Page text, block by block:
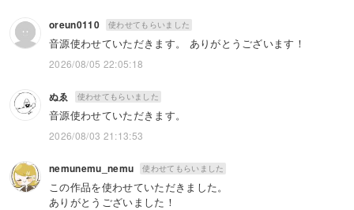
oreun0110 使わせてもらいました
音源使わせていただきます。 ありがとうございます！
2026/08/05 22:05:18
ぬゑ 使わせてもらいました
音源使わせていただきます。
2026/08/03 21:13:53
nemunemu_nemu 使わせてもらいました
この作品を使わせていただきました。
ありがとうございました！